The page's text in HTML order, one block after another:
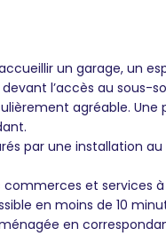
un garage, un
l’accès au sous-
agréable.
par une installation au
et services
en moins de 10
en